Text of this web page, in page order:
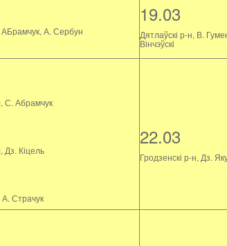
АБрамчук, А. Сербун
19.03
Дятлаўскі р-н, В.
Вінчэўскі
С. Абрамчук
Дз. Кіцель
А. Страчук
22.03
Гродзенскі р-н, Дз.